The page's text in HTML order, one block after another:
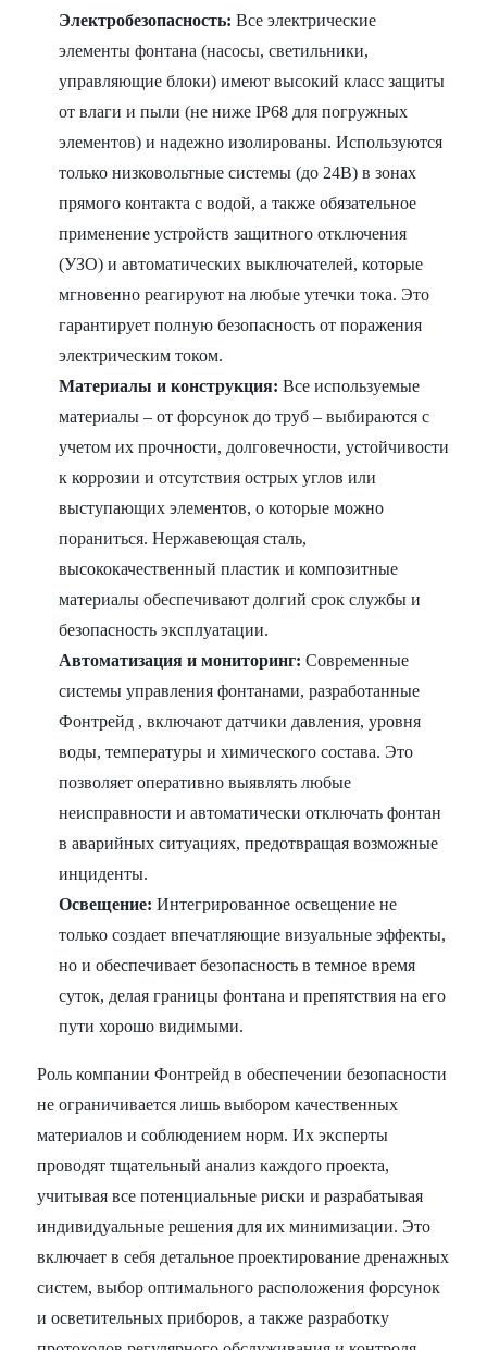
Электробезопасность: Все электрические
элементы фонтана (насосы, светильники,
управляющие блоки) имеют высокий класс защиты
от влаги и пыли (не ниже IP68 для погружных
элементов) и надежно изолированы. Используются
только низковольтные системы (до 24В) в зонах
прямого контакта с водой, а также обязательное
применение устройств защитного отключения
(УЗО) и автоматических выключателей, которые
мгновенно реагируют на любые утечки тока. Это
гарантирует полную безопасность от поражения
электрическим током.
Материалы и конструкция: Все используемые
материалы – от форсунок до труб – выбираются с
учетом их прочности, долговечности, устойчивости
к коррозии и отсутствия острых углов или
выступающих элементов, о которые можно
пораниться. Нержавеющая сталь,
высококачественный пластик и композитные
материалы обеспечивают долгий срок службы и
безопасность эксплуатации.
Автоматизация и мониторинг: Современные
системы управления фонтанами, разработанные
Фонтрейд , включают датчики давления, уровня
воды, температуры и химического состава. Это
позволяет оперативно выявлять любые
неисправности и автоматически отключать фонтан
в аварийных ситуациях, предотвращая возможные
инциденты.
Освещение: Интегрированное освещение не
только создает впечатляющие визуальные эффекты,
но и обеспечивает безопасность в темное время
суток, делая границы фонтана и препятствия на его
пути хорошо видимыми.
Роль компании Фонтрейд в обеспечении безопасности
не ограничивается лишь выбором качественных
материалов и соблюдением норм. Их эксперты
проводят тщательный анализ каждого проекта,
учитывая все потенциальные риски и разрабатывая
индивидуальные решения для их минимизации. Это
включает в себя детальное проектирование дренажных
систем, выбор оптимального расположения форсунок
и осветительных приборов, а также разработку